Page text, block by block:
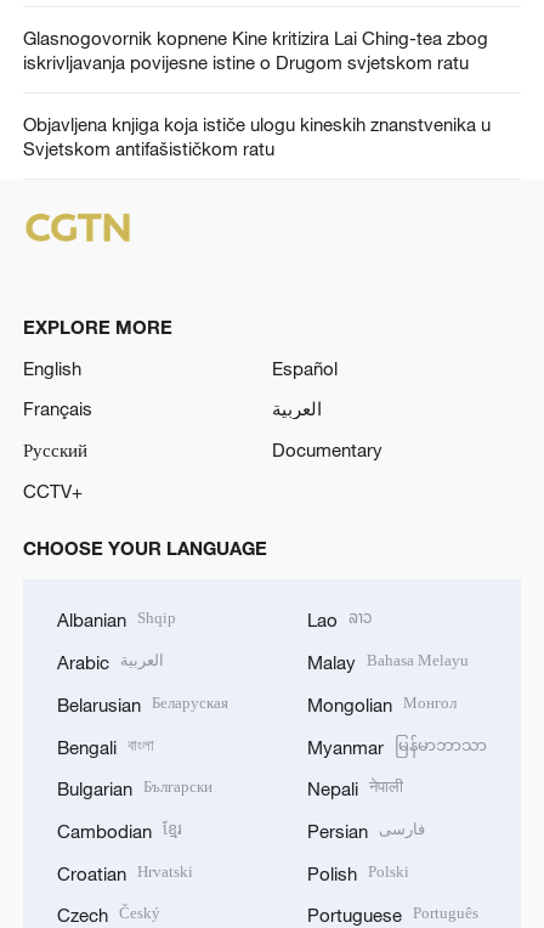
Glasnogovornik kopnene Kine kritizira Lai Ching-tea zbog
iskrivljavanja povijesne istine o Drugom svjetskom ratu
Objavljena knjiga koja ističe ulogu kineskih znanstvenika u
Svjetskom antifašističkom ratu
EXPLORE MORE
English
Español
Français
العربية
Русский
Documentary
CCTV+
CHOOSE YOUR LANGUAGE
Albanian Shqip
Arabic العربية
Belarusian Беларуская
Bengali বাংলা
Bulgarian Български
Cambodian ខ្មែរ
Croatian Hrvatski
Czech Český
Lao ລາວ
Malay Bahasa Melayu
Mongolian Монгол
Myanmar မြန်မာဘာသာ
Nepali नेपाली
Persian فارسی
Polish Polski
Portuguese Português